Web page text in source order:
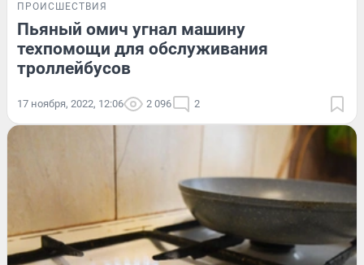
ПРОИСШЕСТВИЯ
Пьяный омич угнал машину
техпомощи для обслуживания
троллейбусов
17 ноября, 2022, 12:06 2 096 2